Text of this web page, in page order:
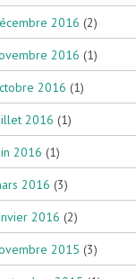
2016 (2)
2016 (1)
2016 (1)
2016 (1)
2016 (1)
2016 (3)
2016 (2)
2015 (3)